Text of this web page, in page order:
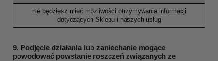
nie będziesz mieć możliwości otrzymywania informacji
dotyczących Sklepu i naszych usług
9. Podjęcie działania lub zaniechanie mogące
powodować powstanie roszczeń związanych ze